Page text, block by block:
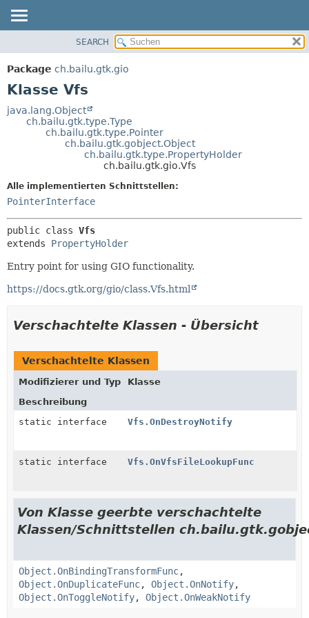
PACKAGE
KLASSE
VERALTET
DETAILS:
FELD
SEARCH
Package ch.bailu.gtk.gio
Klasse Vfs
java.lang.Object
ch.bailu.gtk.type.Type
ch.bailu.gtk.type.Pointer
ch.bailu.gtk.gobject.Object
ch.bailu.gtk.type.PropertyHolder
ch.bailu.gtk.gio.Vfs
Alle implementierten Schnittstellen:
PointerInterface
public class Vfs
extends PropertyHolder
Entry point for using GIO functionality.
https://docs.gtk.org/gio/class.Vfs.html
Verschachtelte Klassen - Übersicht
Verschachtelte Klassen
Modifizierer und Typ
Klasse
Beschreibung
static interface
Vfs.OnDestroyNotify
static interface Vfs.OnVfsFileLookupFunc
Von Klasse geerbte verschachtelte
Klassen/Schnittstellen
Object.OnBindingTransformFunc,
Object.OnDuplicateFunc, Object.OnNotify,
Object.OnToggleNotify, Object.OnWeakNotify